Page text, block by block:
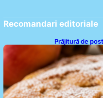
Recomandari editoriale
Prăjitură de
Dulce pentru